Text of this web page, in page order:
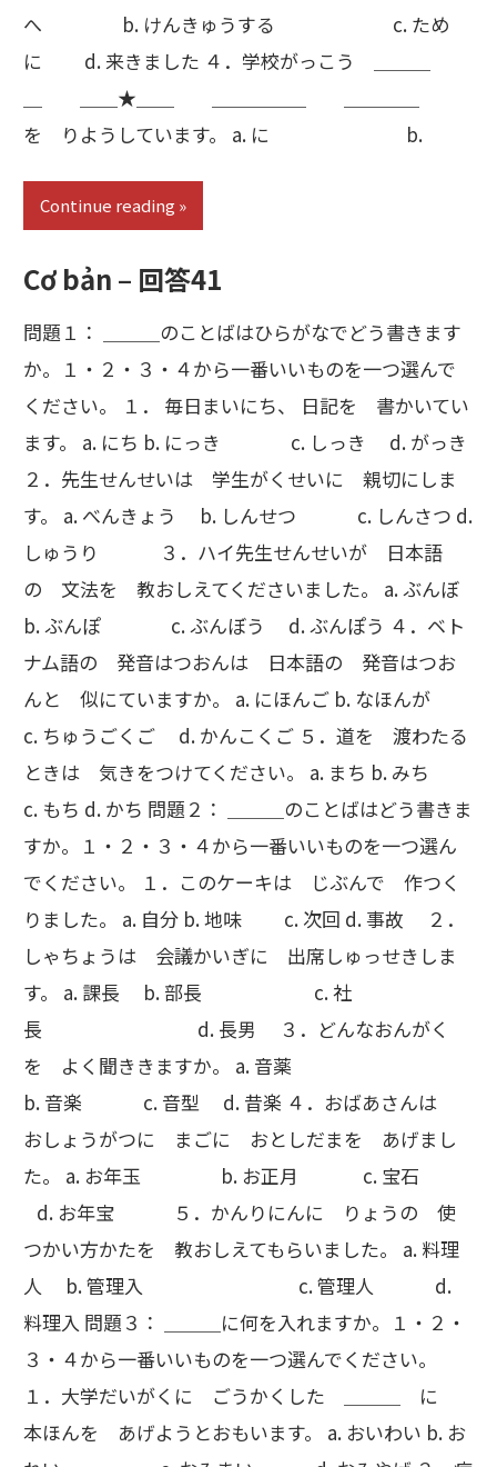
へ b. けんきゅうする c. ため
に d. 来きました ４．学校がっこう ＿＿＿
＿ ＿＿★＿＿ ＿＿＿＿＿ ＿＿＿＿
を りようしています。 a. に b.
Continue reading
Cơ bản – 回答41
問題１： ＿＿＿のことばはひらがなでどう書きます
か。１・２・３・４から一番いいものを一つ選んで
ください。 １． 毎日まいにち、 日記を 書かいてい
ます。 a. にち b. にっき c. しっき d. がっき
２．先生せんせいは 学生がくせいに 親切にしま
す。 a. べんきょう b. しんせつ c. しんさつ d.
しゅうり ３．ハイ先生せんせいが 日本語
の 文法を 教おしえてくださいました。 a. ぶんぼ
b. ぶんぽ c. ぶんぼう d. ぶんぽう ４．ベト
ナム語の 発音はつおんは 日本語の 発音はつお
んと 似にていますか。 a. にほんご b. なほんが
c. ちゅうごくご d. かんこくご ５．道を 渡わたる
ときは 気きをつけてください。 a. まち b. みち
c. もち d. かち 問題２： ＿＿＿のことばはどう書きま
すか。１・２・３・４から一番いいものを一つ選ん
でください。 １．このケーキは じぶんで 作つく
りました。 a. 自分 b. 地味 c. 次回 d. 事故 ２．
しゃちょうは 会議かいぎに 出席しゅっせきしま
す。 a. 課長 b. 部長 c. 社
長 d. 長男 ３．どんなおんがく
を よく聞ききますか。 a. 音薬
b. 音楽 c. 音型 d. 昔楽 ４．おばあさんは
おしょうがつに まごに おとしだまを あげまし
た。 a. お年玉 b. お正月 c. 宝石
d. お年宝 ５．かんりにんに りょうの 使
つかい方かたを 教おしえてもらいました。 a. 料理
人 b. 管理入 c. 管理人 d.
料理入 問題３： ＿＿＿に何を入れますか。１・２・
３・４から一番いいものを一つ選んでください。
１．大学だいがくに ごうかくした ＿＿＿ に
本ほんを あげようとおもいます。 a. おいわい b. お